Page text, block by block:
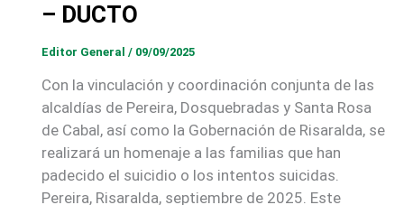
– DUCTO
Editor General / 09/09/2025
Con la vinculación y coordinación conjunta de las
alcaldías de Pereira, Dosquebradas y Santa Rosa
de Cabal, así como la Gobernación de Risaralda, se
realizará un homenaje a las familias que han
padecido el suicidio o los intentos suicidas.
Pereira, Risaralda, septiembre de 2025. Este